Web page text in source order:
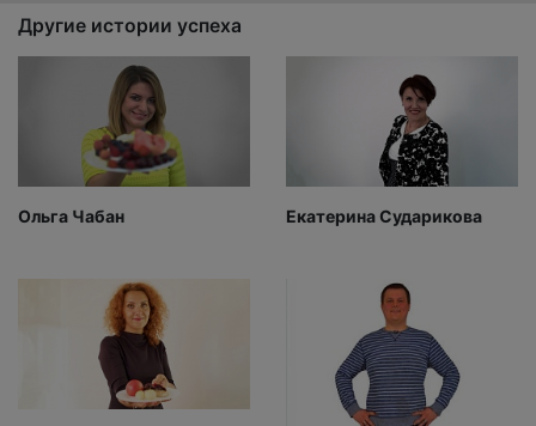
Другие истории успеха
Ольга Чабан Екатерина Сударикова